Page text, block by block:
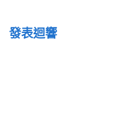
發表迴響